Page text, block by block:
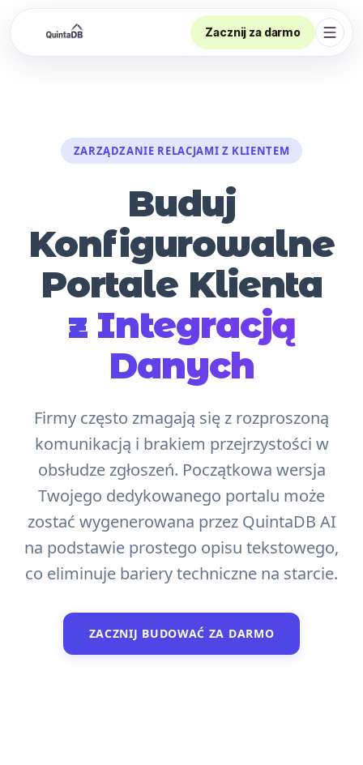
Zacznij za darmo
ZARZĄDZANIE RELACJAMI Z KLIENTEM
Buduj
Konfigurowalne
Portale Klienta
z Integracją
Danych
Firmy często zmagają się z rozproszoną
komunikacją i brakiem przejrzystości w
obsłudze zgłoszeń. Początkowa wersja
Twojego dedykowanego portalu może
zostać wygenerowana przez QuintaDB AI
na podstawie prostego opisu tekstowego,
co eliminuje bariery techniczne na starcie.
ZACZNIJ BUDOWAĆ ZA DARMO